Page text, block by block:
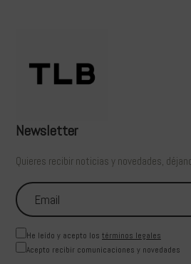
Newsletter
Quieres recibir noticias y novedades,
He leído y acepto los términos legales
Acepto recibir comunicaciones y novedades